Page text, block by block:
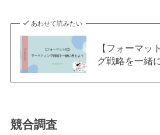
あわせて読みたい
【フォーマッ
グ戦略を一緒
競合調査